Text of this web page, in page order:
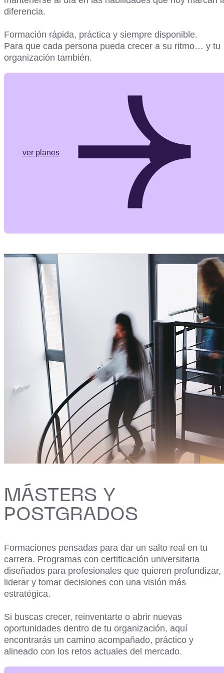
diferencia.
Formación rápida, práctica y siempre disponible.
Para que cada persona pueda crecer a su ritmo… y tu
organización también.
ver planes
MÁSTERS Y
POSTGRADOS
Formaciones pensadas para dar un salto real en tu
carrera. Programas con certificación universitaria
diseñados para profesionales que quieren profundizar,
liderar y tomar decisiones con una visión más
estratégica.
Si buscas crecer, reinventarte o abrir nuevas
oportunidades dentro de tu organización, aquí
encontrarás un camino acompañado, práctico y
alineado con los retos actuales del mercado.